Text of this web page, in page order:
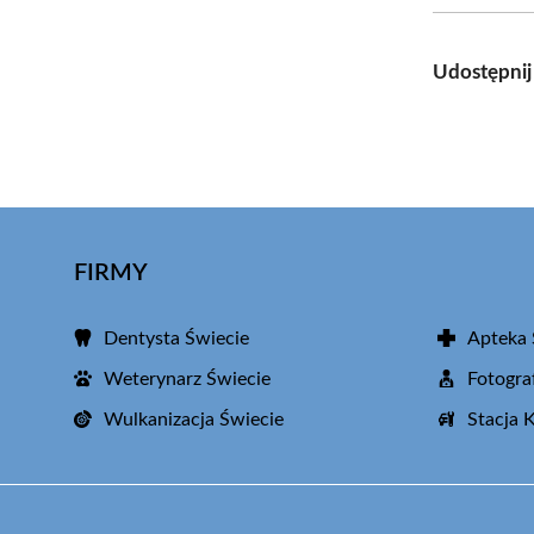
Udostępnij
FIRMY
Dentysta Świecie Apteka
Weterynarz Świecie
Wulkanizacja Świecie Stacja